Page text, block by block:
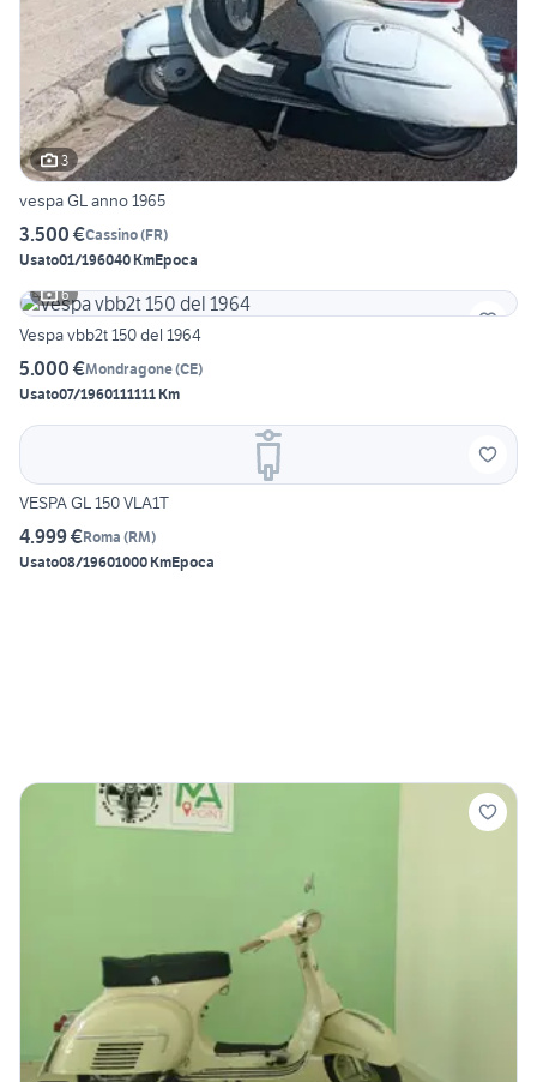
3
vespa GL anno 1965
3.500 €Cassino(FR)
Usato01/196040 KmEpoca
6
Vespa vbb2t 150 del 1964
5.000 €Mondragone(CE)
Usato07/1960111111 Km
VESPA GL 150 VLA1T
4.999 €Roma (RM)
Usato08/19601000 KmEpoca